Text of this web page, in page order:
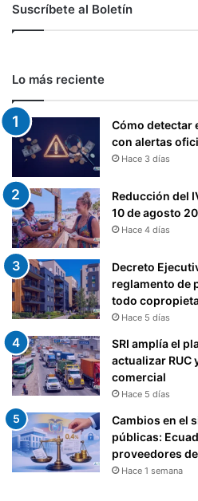
Suscríbete al Boletín
Lo más reciente
Cómo detectar
con alertas
Hace 3 días
Reducción del
10 de agosto
Hace 4 días
Decreto
reglamento de
todo
Hace 5 días
SRI amplía el
actualizar
comercial
Hace 5 días
Cambios en el
públicas:
proveedores
Hace 1 semana